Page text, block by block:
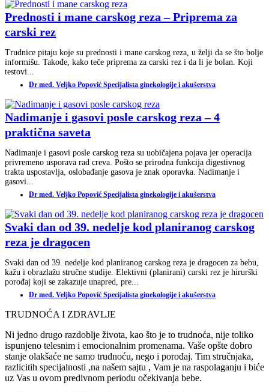
Prednosti i mane carskog reza – Priprema za
carski rez
Trudnice pitaju koje su prednosti i mane carskog reza, u želji da se što bolje
informišu. Takođe, kako teče priprema za carski rez i da li je bolan. Koji
testovi...
Dr med. Veljko Popović Specijalista ginekologije i akušerstva
Nadimanje i gasovi posle carskog reza – 4
praktična saveta
Nadimanje i gasovi posle carskog reza su uobičajena pojava jer operacija
privremeno usporava rad creva. Pošto se prirodna funkcija digestivnog
trakta uspostavlja, oslobađanje gasova je znak oporavka. Nadimanje i
gasovi...
Dr med. Veljko Popović Specijalista ginekologije i akušerstva
Svaki dan od 39. nedelje kod planiranog carskog
reza je dragocen
Svaki dan od 39. nedelje kod planiranog carskog reza je dragocen za bebu,
kažu i obrazlažu stručne studije. Elektivni (planirani) carski rez je hirurški
porođaj koji se zakazuje unapred, pre...
Dr med. Veljko Popović Specijalista ginekologije i akušerstva
TRUDNOĆA I ZDRAVLJE
Ni jedno drugo razdoblje života, kao što je to trudnoća, nije toliko
ispunjeno telesnim i emocionalnim promenama. Vaše opšte dobro
stanje olakšaće ne samo trudnoću, nego i porođaj. Tim stručnjaka,
razlicitih specijalnosti ,na našem sajtu , Vam je na raspolaganju i biće
uz Vas u ovom predivnom periodu očekivanja bebe.